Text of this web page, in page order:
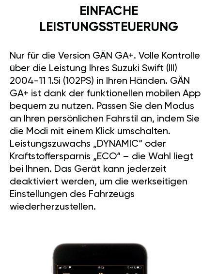
EINFACHE
LEISTUNGSSTEUERUNG
Nur für die Version GÄN GA+. Volle Kontrolle
über die Leistung Ihres Suzuki Swift (III)
2004-11 1.5i (102PS) in Ihren Händen. GÄN
GA+ ist dank der funktionellen mobilen App
bequem zu nutzen. Passen Sie den Modus
an Ihren persönlichen Fahrstil an, indem Sie
die Modi mit einem Klick umschalten.
Leistungszuwachs „DYNAMIC“ oder
Kraftstoffersparnis „ECO“ – die Wahl liegt
bei Ihnen. Das Gerät kann jederzeit
deaktiviert werden, um die werkseitigen
Einstellungen des Fahrzeugs
wiederherzustellen.